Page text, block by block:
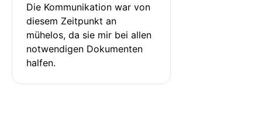
Die Kommunikation war von
diesem Zeitpunkt an
mühelos, da sie mir bei allen
notwendigen Dokumenten
halfen.